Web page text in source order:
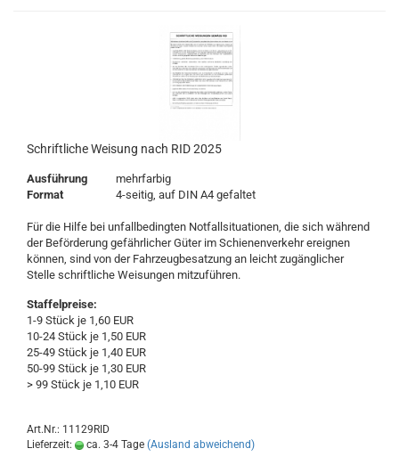
Schriftliche Weisung nach RID 2025
Ausführung
mehrfarbig
Format
4-seitig, auf DIN A4 gefaltet
Für die Hilfe bei unfallbedingten Notfallsituationen, die sich während
der Beförderung gefährlicher Güter im Schienenverkehr ereignen
können, sind von der Fahrzeugbesatzung an leicht zugänglicher
Stelle schriftliche Weisungen mitzuführen.
Staffelpreise:
1-9 Stück je 1,60 EUR
10-24 Stück je 1,50 EUR
25-49 Stück je 1,40 EUR
50-99 Stück je 1,30 EUR
> 99 Stück je 1,10 EUR
Art.Nr.: 11129RID
Lieferzeit:
ca. 3-4 Tage (Ausland abweichend)